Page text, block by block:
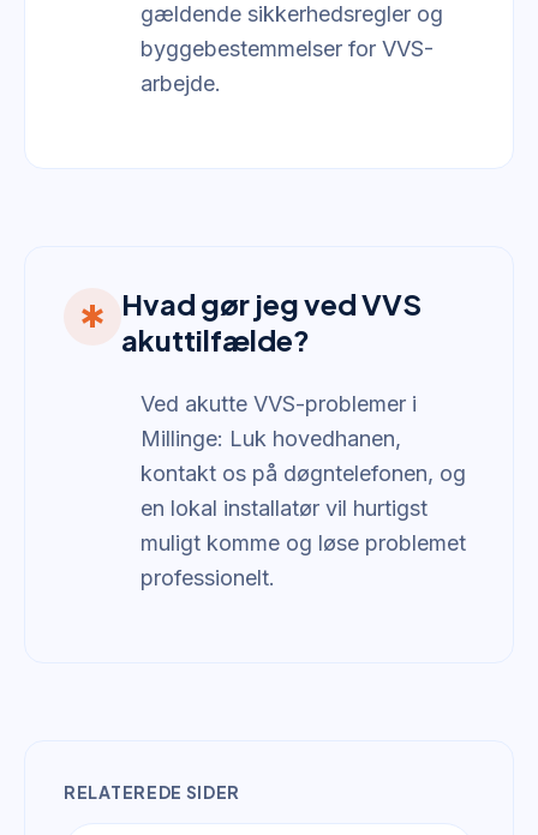
gældende sikkerhedsregler og
byggebestemmelser for VVS-
arbejde.
emergency
Hvad gør jeg ved VVS
akuttilfælde?
Ved akutte VVS-problemer i
Millinge: Luk hovedhanen,
kontakt os på døgntelefonen, og
en lokal installatør vil hurtigst
muligt komme og løse problemet
professionelt.
RELATEREDE SIDER